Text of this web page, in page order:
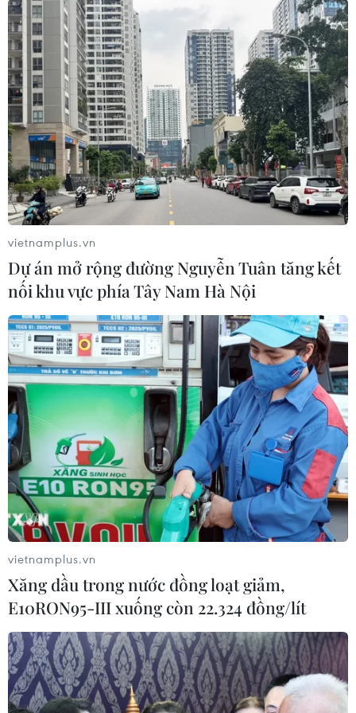
đảng Dân chủ với các ông lớn trên phố Wall
trong bối cảnh cuộc đua vào Nhà Trắng đang ở
giai đoạn nước rút.
Trang mạng này cũng tung ra 33.000 thư điện
tử chứa các cuộc trao đổi của John Podesta, trợ
lý chiến dịch tranh cử của bà Clinton, từ nhiều
năm trước và trong tháng trước. Nội dung các
tài liệu được Wikileaks công bố làm ảnh hưởng
đáng kể tới hình ảnh của bà Clinton.
Hồi tháng Hai vừa qua, Nhóm Công tác về giam
giữ tùy tiện của Liên hợp quốc đưa ra quyết
định yêu cầu Thụy Điển và Anh không được bắt
ông Assange và phải trả tự do ngay lập tức cho
ông này./.
(TTXVN/Vietnam+)
#Thư điện tử #WikiLeaks
#Julian Assange
#Tấn công tình dục
#Đại sứ quán Ecuador
#Hillary Clinton
Anh Ecuador Thụy Điển
vietnamplus.vn
Dự án mở rộng đường Nguyễn Tuân tăng kết
nối khu vực phía Tây Nam Hà Nội
vietnamplus.vn
Xăng dầu trong nước đồng loạt giảm,
E10RON95-III xuống còn 22.324 đồng/lít